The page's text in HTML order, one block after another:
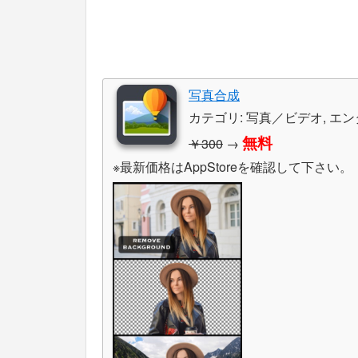
写真合成
カテゴリ: 写真／ビデオ, エ
￥300 → 無料
※最新価格はAppStoreを確認して下さい。